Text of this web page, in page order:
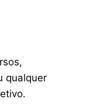
qualquer